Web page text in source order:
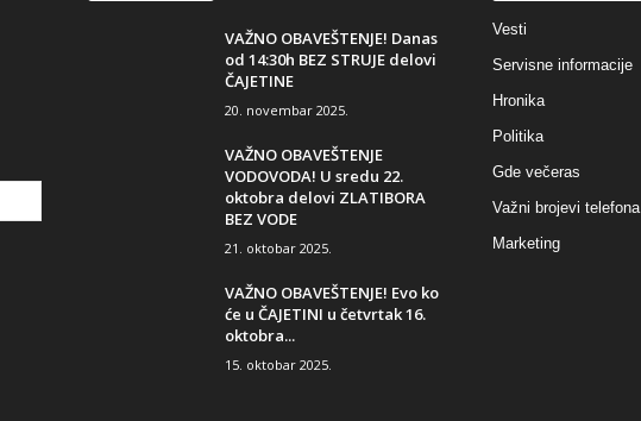
VAŽNO OBAVEŠTENJE! Danas
od 14:30h BEZ STRUJE delovi
ČAJETINE
20. novembar 2025.
VAŽNO OBAVEŠTENJE
VODOVODA! U sredu 22.
oktobra delovi ZLATIBORA
BEZ VODE
21. oktobar 2025.
VAŽNO OBAVEŠTENJE! Evo ko
će u ČAJETINI u četvrtak 16.
oktobra...
15. oktobar 2025.
Vesti
Servisne informacije
Hronika
Politika
Gde večeras
Važni brojevi telefona
Marketing